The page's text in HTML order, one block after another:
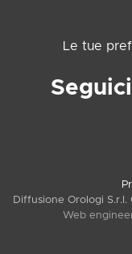
Le tue
Diffusione Orologi
Web